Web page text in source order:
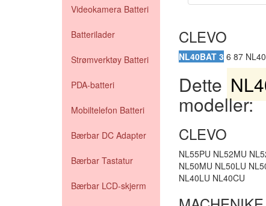
Videokamera Batteri
Batterilader
Strømverktøy Batteri
PDA-batteri
Mobiltelefon Batteri
Bærbar DC Adapter
Bærbar Tastatur
Bærbar LCD-skjerm
CLEVO
NL40BAT 3 6 87
Dette
modeller:
CLEVO
NL55PU NL52MU
NL50MU NL50LU
NL40LU NL40CU